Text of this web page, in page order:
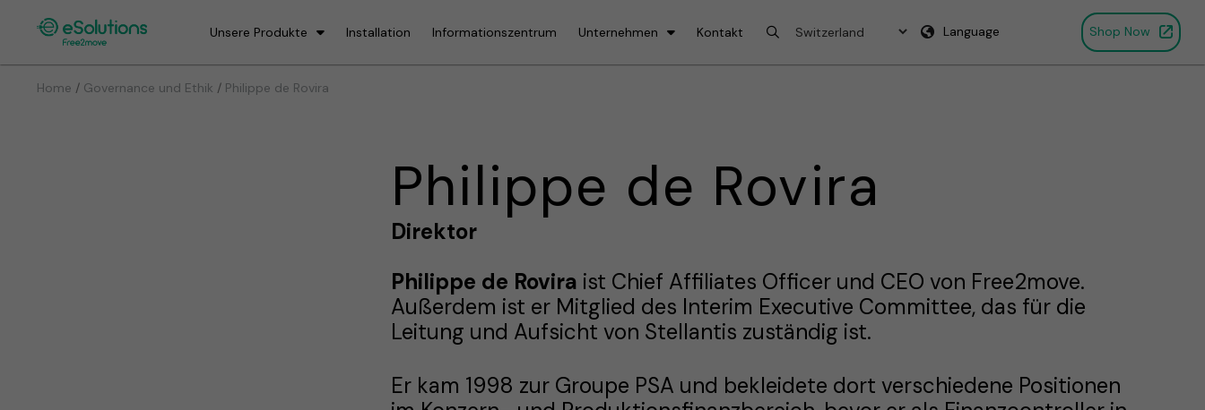
Unsere Produkte Installation Informationszentrum Unternehmen Kontakt Language Shop Now
Home / Governance und Ethik / Philippe de Rovira
Philippe de Rovira
Direktor
Philippe de Rovira ist Chief Affiliates Officer und CEO von Free2move.
Außerdem ist er Mitglied des Interim Executive Committee, das für die
Leitung und Aufsicht von Stellantis zuständig ist.
Er kam 1998 zur Groupe PSA und bekleidete dort verschiedene Positionen